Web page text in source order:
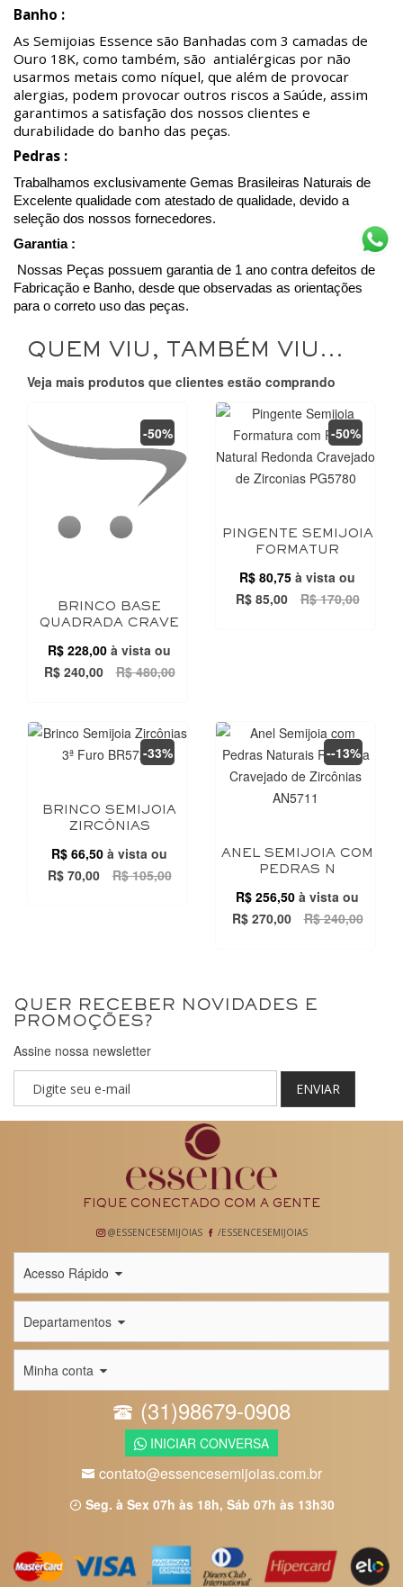
Banho :
As Semijoias Essence são Banhadas com 3 camadas de
Ouro 18K, como também, são antialérgicas por não
usarmos metais como níquel, que além de provocar
alergias, podem provocar outros riscos a Saúde, assim
garantimos a satisfação dos nossos clientes e
durabilidade do banho das peças.
Pedras :
Trabalhamos exclusivamente Gemas Brasileiras Naturais de
Excelente qualidade com atestado de qualidade, devido a
seleção dos nossos fornecedores.
Garantia :
Nossas Peças possuem garantia de 1 ano contra defeitos de
Fabricação e Banho, desde que observadas as orientações
para o correto uso das peças.
QUEM VIU, TAMBÉM VIU...
Veja mais produtos que clientes estão comprando
BRINCO BASE
QUADRADA CRAVE
R$ 228,00 à vista ou
R$ 240,00
R$ 480,00
-50%
PINGENTE SEMIJOIA
FORMATUR
R$ 80,75 à vista ou
R$ 85,00
R$ 170,00
-50%
BRINCO SEMIJOIA
ZIRCÔNIAS
R$ 66,50 à vista ou
R$ 70,00
R$ 105,00
-33%
ANEL SEMIJOIA COM
PEDRAS N
R$ 256,50 à vista ou
R$ 270,00
R$ 240,00
--13%
QUER RECEBER NOVIDADES E
PROMOÇÕES?
Assine nossa newsletter
ENVIAR
FIQUE CONECTADO COM A GENTE
@ESSENCESEMIJOIAS /ESSENCESEMIJOIAS
Acesso Rápido
Departamentos
Minha conta
(31)98679-0908
INICIAR CONVERSA
contato@essencesemijoias.com.br
Seg. à Sex 07h às 18h, Sáb 07h às 13h30